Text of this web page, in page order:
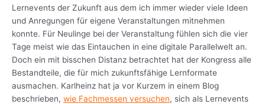
Lernevents der Zukunft aus dem ich immer wieder viele Ideen
und Anregungen für eigene Veranstaltungen mitnehmen
konnte. Für Neulinge bei der Veranstaltung fühlen sich die vier
Tage meist wie das Eintauchen in eine digitale Parallelwelt an.
Doch ein mit bisschen Distanz betrachtet hat der Kongress alle
Bestandteile, die für mich zukunftsfähige Lernformate
ausmachen. Karlheinz hat ja vor Kurzem in einem Blog
beschrieben, wie Fachmessen versuchen, sich als Lernevents